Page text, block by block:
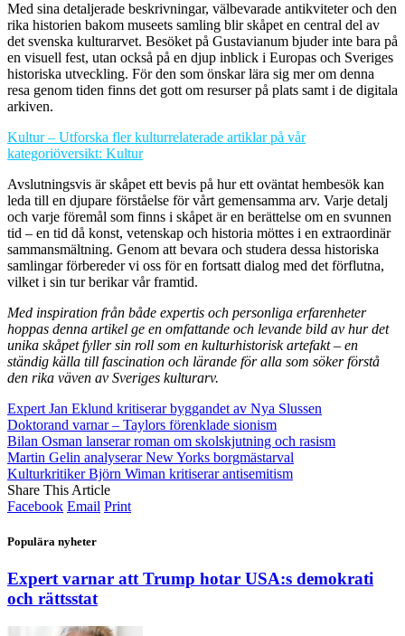
Med sina detaljerade beskrivningar, välbevarade antikviteter och den
rika historien bakom museets samling blir skåpet en central del av
det svenska kulturarvet. Besöket på Gustavianum bjuder inte bara på
en visuell fest, utan också på en djup inblick i Europas och Sveriges
historiska utveckling. För den som önskar lära sig mer om denna
resa genom tiden finns det gott om resurser på plats samt i de digitala
arkiven.
Kultur – Utforska fler kulturrelaterade artiklar på vår
kategoriöversikt: Kultur
Avslutningsvis är skåpet ett bevis på hur ett oväntat hembesök kan
leda till en djupare förståelse för vårt gemensamma arv. Varje detalj
och varje föremål som finns i skåpet är en berättelse om en svunnen
tid – en tid då konst, vetenskap och historia möttes i en extraordinär
sammansmältning. Genom att bevara och studera dessa historiska
samlingar förbereder vi oss för en fortsatt dialog med det förflutna,
vilket i sin tur berikar vår framtid.
Med inspiration från både expertis och personliga erfarenheter
hoppas denna artikel ge en omfattande och levande bild av hur det
unika skåpet fyller sin roll som en kulturhistorisk artefakt – en
ständig källa till fascination och lärande för alla som söker förstå
den rika väven av Sveriges kulturarv.
Expert Jan Eklund kritiserar byggandet av Nya Slussen
Doktorand varnar – Taylors förenklade sionism
Bilan Osman lanserar roman om skolskjutning och rasism
Martin Gelin analyserar New Yorks borgmästarval
Kulturkritiker Björn Wiman kritiserar antisemitism
Share This Article
Facebook Email Print
Populära nyheter
Expert varnar att Trump hotar USA:s demokrati
och rättsstat